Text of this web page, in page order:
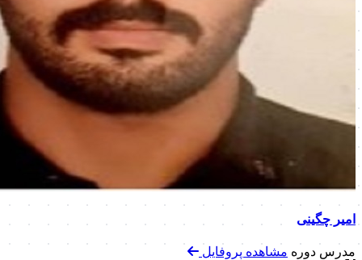
امیر چگینی
مدرس دوره مشاهده پروفایل